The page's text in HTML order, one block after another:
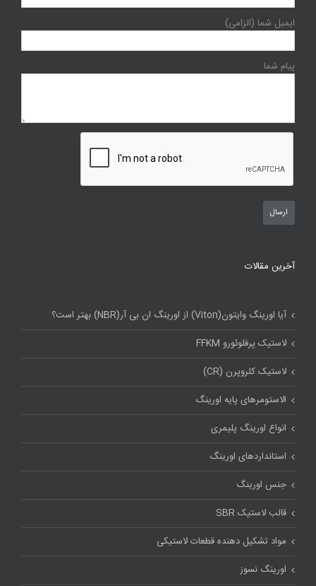
ایمیل شما (الزامی)
پیام شما
آخرین مقالات
آیا اورینگ وایتون(Viton) از اورینگ ان بی آر(NBR) بهتر است؟
لاستیک پرفلوئورو FFKM
لاستیک کلروپرن (CR)
الاستومرهای پایه اورینگ
انواع اورینگ پلیمری
استاندارد‌های اورینگ
جنس اورینگ
قالب لاستیک SBR
مواد تشکیل دهنده قطعات لاستیکی
اورینگ نسوز